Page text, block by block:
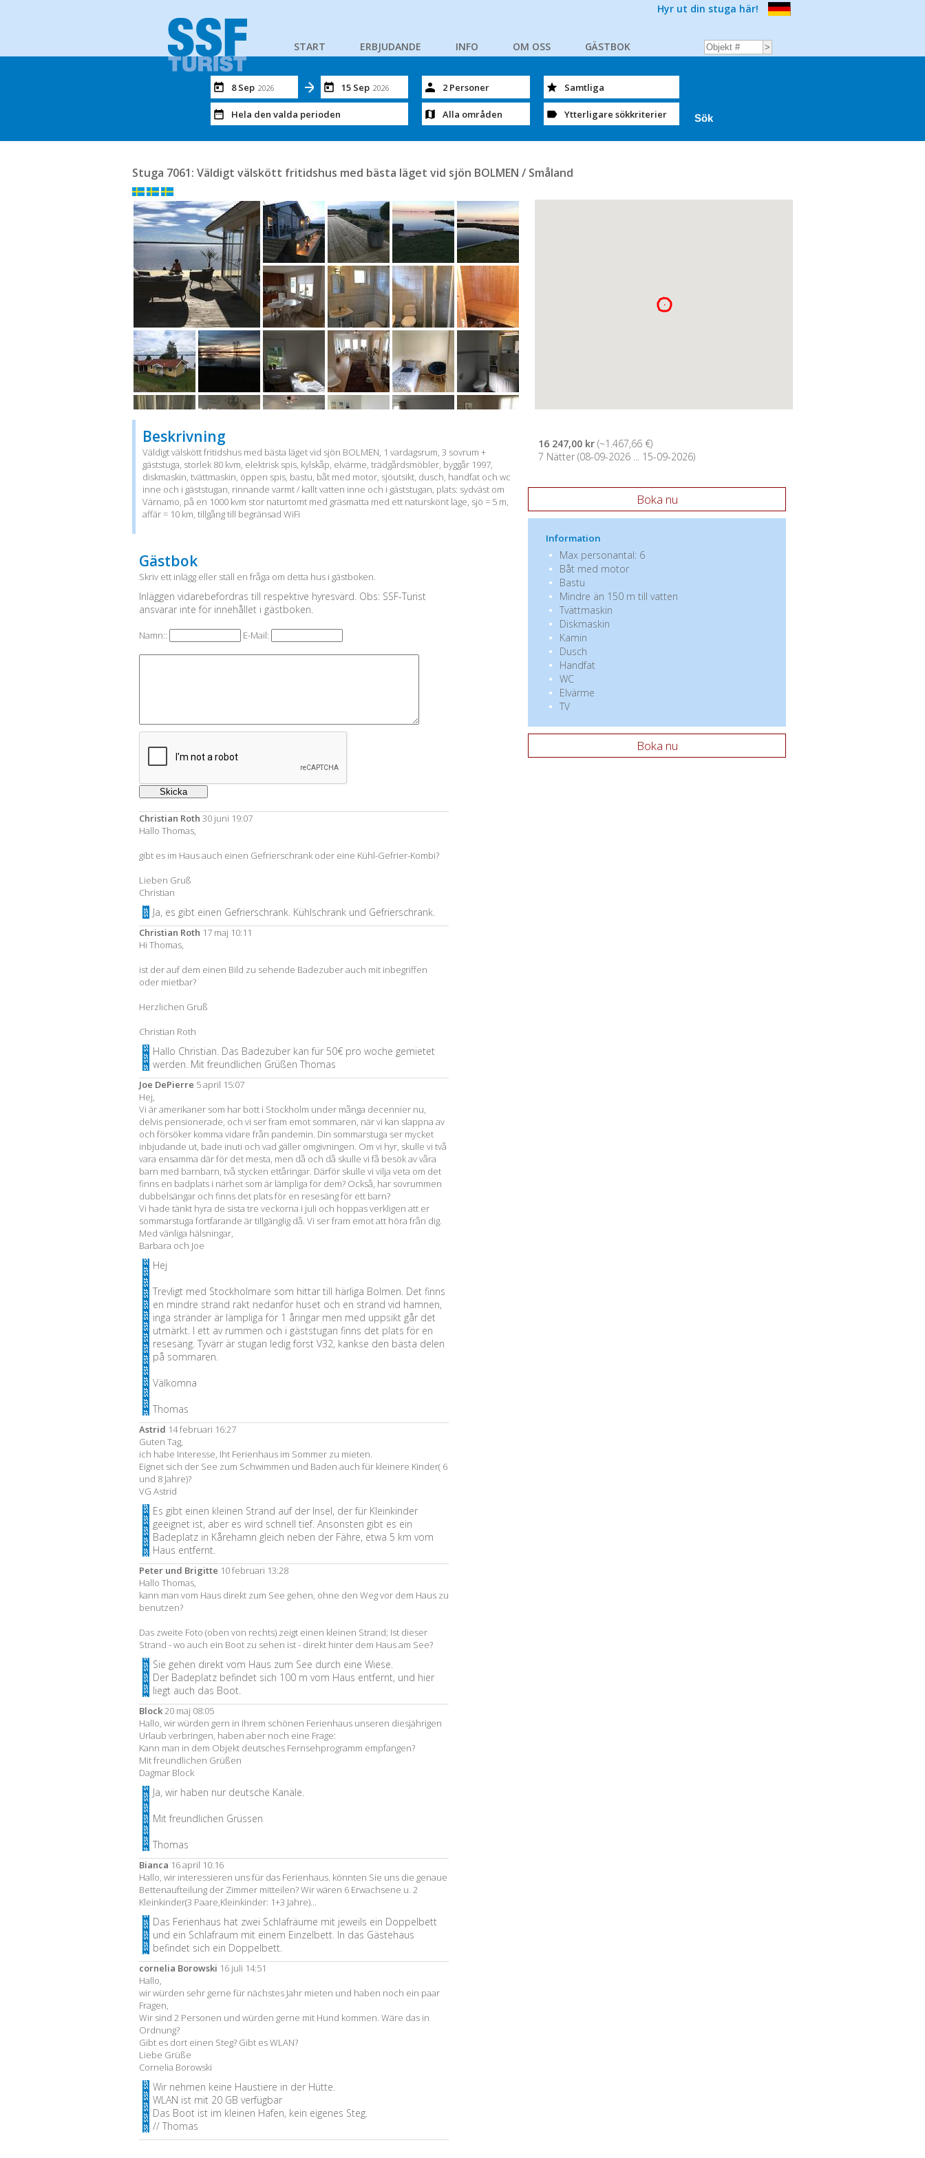
START ERBJUDANDE INFO OM OSS GÄSTBOK
Hyr ut din stuga här!
8 Sep 2026 15 Sep 2026
Hela den valda perioden
2 Personer
Alla områden
Samtliga
Ytterligare sökkriterier
Stuga 7061: Väldigt välskött fritidshus med bästa läget vid sjön BOLMEN / Småland
16 247,00 kr (~1.467,66 €)
7 Nätter (08-09-2026 ... 15-09-2026)
Boka nu
Information
Max personantal: 6
Båt med motor
Bastu
Mindre än 150 m till vatten
Tvättmaskin
Diskmaskin
Kamin
Dusch
Handfat
WC
Elvärme
TV
Boka nu
Beskrivning
Väldigt välskött fritidshus med bästa läget vid sjön BOLMEN, 1 vardagsrum, 3 sovrum +
gäststuga, storlek 80 kvm, elektrisk spis, kylskåp, elvärme, trädgårdsmöbler, byggår 1997,
diskmaskin, tvättmaskin, öppen spis, bastu, båt med motor, sjöutsikt, dusch, handfat och wc
inne och i gäststugan, rinnande varmt / kallt vatten inne och i gäststugan, plats: sydväst om
Värnamo, på en 1000 kvm stor naturtomt med gräsmatta med ett naturskönt läge, sjö = 5 m,
affär = 10 km, tillgång till begränsad WiFi
Gästbok
Skriv ett inlägg eller ställ en fråga om detta hus i gästboken.
Inläggen vidarebefordras till respektive hyresvärd. Obs: SSF-Turist
ansvarar inte för innehållet i gästboken.
Namn:: E-Mail:
Christian Roth 30 juni 19:07
Hallo Thomas,
gibt es im Haus auch einen Gefrierschrank oder eine Kühl-Gefrier-Kombi?
Lieben Gruß
Christian
Ja, es gibt einen Gefrierschrank. Kühlschrank und Gefrierschrank.
Christian Roth 17 maj 10:11
Hi Thomas,
ist der auf dem einen Bild zu sehende Badezuber auch mit inbegriffen
oder mietbar?
Herzlichen Gruß
Christian Roth
Hallo Christian. Das Badezuber kan für 50€ pro woche gemietet
werden. Mit freundlichen Grüßen Thomas
Joe DePierre 5 april 15:07
Hej,
Vi är amerikaner som har bott i Stockholm under många decennier nu,
delvis pensionerade, och vi ser fram emot sommaren, när vi kan slappna av
och försöker komma vidare från pandemin. Din sommarstuga ser mycket
inbjudande ut, bade inuti och vad gäller omgivningen. Om vi hyr, skulle vi två
vara ensamma där för det mesta, men då och då skulle vi få besök av våra
barn med barnbarn, två stycken ettåringar. Därför skulle vi vilja veta om det
finns en badplats i närhet som är lämpliga för dem? Också, har sovrummen
dubbelsängar och finns det plats för en resesäng för ett barn?
Vi hade tänkt hyra de sista tre veckorna i juli och hoppas verkligen att er
sommarstuga fortfarande är tillgänglig då. Vi ser fram emot att höra från dig.
Med vänliga hälsningar,
Barbara och Joe
Hej
Trevligt med Stockholmare som hittar till härliga Bolmen. Det finns
en mindre strand rakt nedanför huset och en strand vid hamnen,
inga stränder är lämpliga för 1 åringar men med uppsikt går det
utmärkt. I ett av rummen och i gäststugan finns det plats för en
resesäng. Tyvärr är stugan ledig först V32, kankse den bästa delen
på sommaren.
Välkomna
Thomas
Astrid 14 februari 16:27
Guten Tag,
ich habe Interesse, Iht Ferienhaus im Sommer zu mieten.
Eignet sich der See zum Schwimmen und Baden auch für kleinere Kinder( 6
und 8 Jahre)?
VG Astrid
Es gibt einen kleinen Strand auf der Insel, der für Kleinkinder
geeignet ist, aber es wird schnell tief. Ansonsten gibt es ein
Badeplatz in Kårehamn gleich neben der Fähre, etwa 5 km vom
Haus entfernt.
Peter und Brigitte 10 februari 13:28
Hallo Thomas,
kann man vom Haus direkt zum See gehen, ohne den Weg vor dem Haus zu
benutzen?
Das zweite Foto (oben von rechts) zeigt einen kleinen Strand; Ist dieser
Strand - wo auch ein Boot zu sehen ist - direkt hinter dem Haus am See?
Sie gehen direkt vom Haus zum See durch eine Wiese.
Der Badeplatz befindet sich 100 m vom Haus entfernt, und hier
liegt auch das Boot.
Block20 maj 08:05
Hallo, wir würden gern in Ihrem schönen Ferienhaus unseren diesjährigen
Urlaub verbringen, haben aber noch eine Frage:
Kann man in dem Objekt deutsches Fernsehprogramm empfangen?
Mit freundlichen Grüßen
Dagmar Block
Ja, wir haben nur deutsche Kanäle.
Mit freundlichen Grüssen
Thomas
Bianca 16 april 10:16
Hallo, wir interessieren uns für das Ferienhaus. könnten Sie uns die genaue
Bettenaufteilung der Zimmer mitteilen? Wir wären 6 Erwachsene u. 2
Kleinkinder(3 Paare,Kleinkinder: 1+3 Jahre)...
Das Ferienhaus hat zwei Schlafräume mit jeweils ein Doppelbett
und ein Schlafraum mit einem Einzelbett. In das Gästehaus
befindet sich ein Doppelbett.
cornelia Borowski 16 juli 14:51
Hallo,
wir würden sehr gerne für nächstes Jahr mieten und haben noch ein paar
Fragen,
Wir sind 2 Personen und würden gerne mit Hund kommen. Wäre das in
Ordnung?
Gibt es dort einen Steg? Gibt es WLAN?
Liebe Grüße
Cornelia Borowski
Wir nehmen keine Haustiere in der Hütte.
WLAN ist mit 20 GB verfügbar
Das Boot ist im kleinen Hafen, kein eigenes Steg.
// Thomas